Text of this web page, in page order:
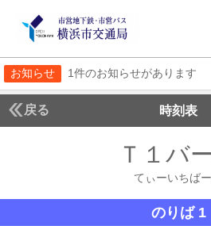
お知らせ 1件のお知らせがあります
戻る 時刻表
Ｔ１バ
てぃーいちば
のりば 1